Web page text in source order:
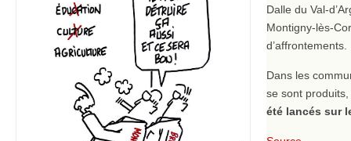
Dalle du Val-
Montigny-lès-
d’affrontements.
Dans les
se sont
été lancés sur